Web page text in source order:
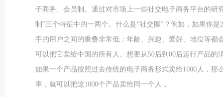
子商务、会员制。通过对市场上一些社交电子商务平台的研
制”三个特征中的一两个。什么是“社交圈”？例如，如果你
手的用户之间的重叠非常低；年龄、兴趣、爱好、地位等
可以把它卖给中国的所有人。想要从50后到00后运行产品
如果一个产品按照过去传统的电子商务形式卖给1000人，
率，就可以把这1000个产品卖给同一个人，